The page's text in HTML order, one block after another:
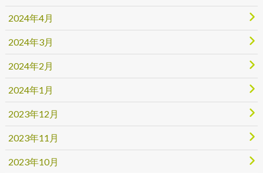
2024年4月
2024年3月
2024年2月
2024年1月
2023年12月
2023年11月
2023年10月